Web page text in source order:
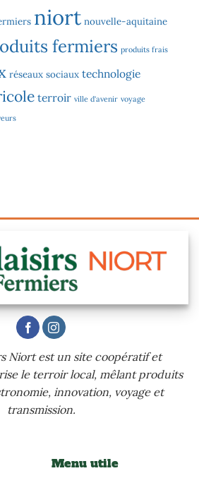
niort nouvelle-aquitaine
fermiers produits frais
réseaux sociaux technologie
terroir ville d'avenir voyage
Niort est un site coopératif et
le terroir local, mêlant produits
innovation, voyage et
transmission.
Menu utile